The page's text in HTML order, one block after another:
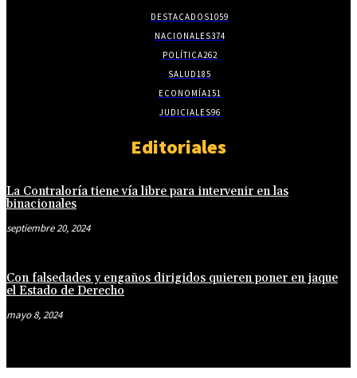
DESTACADOS1059
NACIONALES374
POLÍTICA262
SALUD185
ECONOMÍA151
JUDICIALES96
Editoriales
La Contraloría tiene vía libre para intervenir en las
binacionales
septiembre 20, 2024
Con falsedades y engaños dirigidos quieren poner en jaque
el Estado de Derecho
mayo 8, 2024